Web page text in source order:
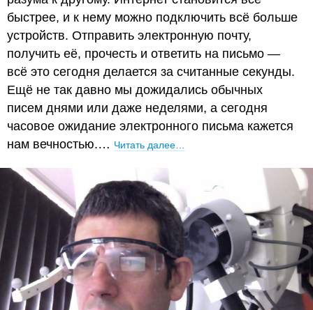
быстрее, и к нему можно подключить всё больше
устройств. Отправить электронную почту,
получить её, прочесть и ответить на письмо —
всё это сегодня делается за считанные секунды.
Ещё не так давно мы дожидались обычных
писем днями или даже неделями, а сегодня
часовое ожидание электронного письма кажется
нам вечностью.… Читать далее…